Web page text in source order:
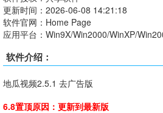
更新时间：2026-06-08 14:21:18
软件官网：Home Page
应用平台：Win9X/Win2000/WinXP/
软件介绍：
地瓜视频2.5.1 去广告版
6.8置顶原因：更新到最新版